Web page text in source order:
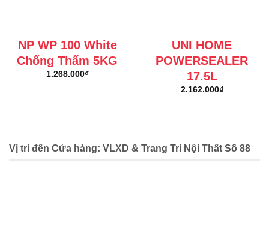
NP WP 100 White
Chống Thấm 5KG
1.268.000₫
UNI HOME
POWERSEALER
17.5L
2.162.000₫
Vị trí đến Cửa hàng: VLXD & Trang Trí Nội Thất Số 88